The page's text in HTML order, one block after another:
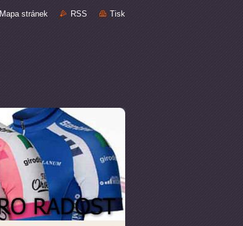
Mapa stránek RSS Tisk